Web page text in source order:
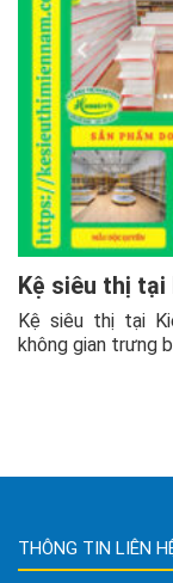
Kệ siêu thị tại
Kệ siêu thị tại
không gian trưng
THÔNG TIN LIÊN